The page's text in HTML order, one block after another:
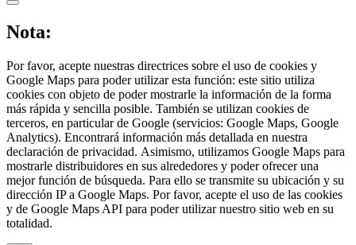
Nota:
Por favor, acepte nuestras directrices sobre el uso de cookies y
Google Maps para poder utilizar esta función: este sitio utiliza
cookies con objeto de poder mostrarle la información de la forma
más rápida y sencilla posible. También se utilizan cookies de
terceros, en particular de Google (servicios: Google Maps, Google
Analytics). Encontrará información más detallada en nuestra
declaración de privacidad. Asimismo, utilizamos Google Maps para
mostrarle distribuidores en sus alrededores y poder ofrecer una
mejor función de búsqueda. Para ello se transmite su ubicación y su
dirección IP a Google Maps. Por favor, acepte el uso de las cookies
y de Google Maps API para poder utilizar nuestro sitio web en su
totalidad.